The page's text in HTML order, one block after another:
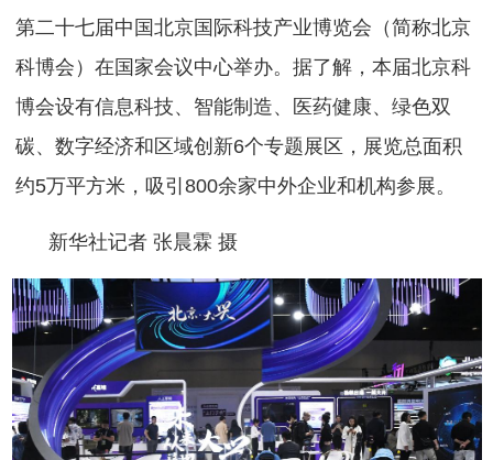
第二十七届中国北京国际科技产业博览会（简称北京
科博会）在国家会议中心举办。据了解，本届北京科
博会设有信息科技、智能制造、医药健康、绿色双
碳、数字经济和区域创新6个专题展区，展览总面积
约5万平方米，吸引800余家中外企业和机构参展。
新华社记者 张晨霖 摄